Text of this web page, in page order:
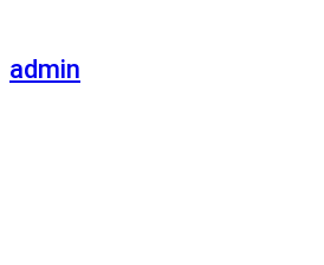
admin